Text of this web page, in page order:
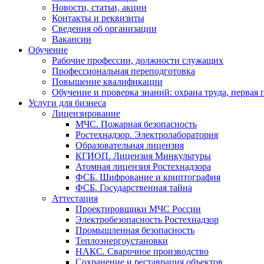
Новости, статьи, акции
Контакты и реквизиты
Сведения об организации
Вакансии
Обучение
Рабочие профессии, должности служащих
Профессиональная переподготовка
Повышение квалификации
Обучение и проверка знаний: охрана труда,
Услуги для бизнеса
Лицензирование
МЧС. Пожарная безопасность
Ростехнадзор. Электролаборатория
Образовательная лицензия
КГИОП. Лицензия Минкультуры
Атомная лицензия Ростехнадзора
ФСБ. Шифрование и криптография
ФСБ. Государственная тайна
Аттестация
Проектировщики МЧС России
Электробезопасность Ростехнадзор
Промышленная безопасность
Теплоэнергоустановки
НАКС. Сварочное производство
Сохранение и реставрация объектов